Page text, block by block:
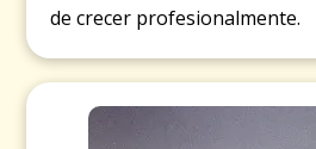
de crecer profesionalmente.